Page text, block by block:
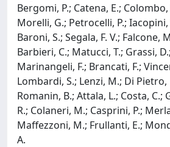
Bergomi, P.; Catena, E.; Colombo,
Morelli, G.; Petrocelli, P.; Iacopini,
Baroni, S.; Segala, F. V.; Falcone,
Barbieri, C.; Matucci, T.; Grassi,
Marinangeli, F.; Brancati, F.;
Lombardi, S.; Lenzi, M.; Di Pietro,
Romanin, B.; Attala, L.; Costa, C.;
R.; Colaneri, M.; Casprini, P.;
Maffezzoni, M.; Frullanti, E.;
A.